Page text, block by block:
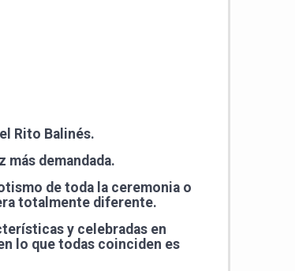
Rito Balinés.
más demandada.
de toda la ceremonia o
totalmente diferente.
y celebradas en
lo que todas coinciden es